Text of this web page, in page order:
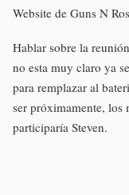
Website de Guns N
Hablar sobre la
no esta muy claro ya
para remplazar al
ser próximamente, los
participaría Steven.